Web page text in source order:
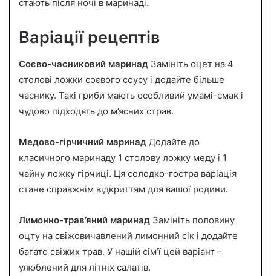
стають після ночі в маринаді.
Варіації рецептів
Соєво-часниковий маринад Замініть оцет на 4
столові ложки соєвого соусу і додайте більше
часнику. Такі гриби мають особливий умамі-смак і
чудово підходять до м’ясних страв.
Медово-гірчичний маринад Додайте до
класичного маринаду 1 столову ложку меду і 1
чайну ложку гірчиці. Ця солодко-гостра варіація
стане справжнім відкриттям для вашої родини.
Лимонно-трав’яний маринад Замініть половину
оцту на свіжовичавлений лимонний сік і додайте
багато свіжих трав. У нашій сім’ї цей варіант –
улюблений для літніх салатів.